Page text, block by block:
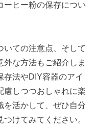
ーヒー粉の保存につい
いての注意点、そして
な方法もご紹介しま
存法やDIY容器のアイ
慮しつつおしゃれに楽
を活かして、ぜひ自分
けてみてください。